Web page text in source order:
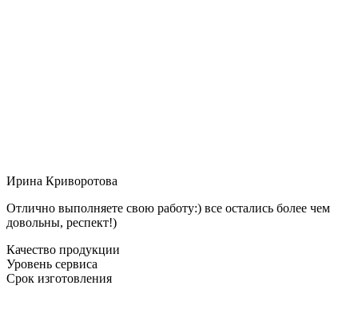
Ирина Криворотова
Отлично выполняете свою работу:) все остались более чем
довольны, респект!)
Качество продукции
Уровень сервиса
Срок изготовления